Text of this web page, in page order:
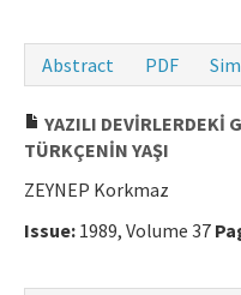
Abstract
PDF
YAZILI DEVİRLERDEKİ
TÜRKÇENİN YAŞI
ZEYNEP Korkmaz
Issue: 1989, Volume 37